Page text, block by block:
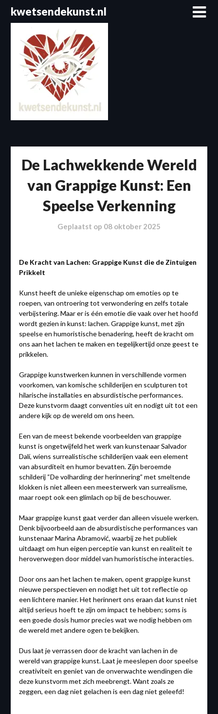
Spring
naar
inhoud
kwetsendekunst.nl
De Lachwekkende Wereld
van Grappige Kunst: Een
Speelse Verkenning
Geplaatst op 08 oktober 2025
De Kracht van Lachen: Grappige Kunst die de Zintuigen
Prikkelt
Kunst heeft de unieke eigenschap om emoties op te
roepen, van ontroering tot verwondering en zelfs totale
verbijstering. Maar er is één emotie die vaak over het hoofd
wordt gezien in kunst: lachen. Grappige kunst, met zijn
speelse en humoristische benadering, heeft de kracht om
ons aan het lachen te maken en tegelijkertijd onze geest te
prikkelen.
Grappige kunstwerken kunnen in verschillende vormen
voorkomen, van komische schilderijen en sculpturen tot
hilarische installaties en absurdistische performances.
Deze kunstvorm daagt conventies uit en nodigt uit tot een
andere kijk op de wereld om ons heen.
Een van de meest bekende voorbeelden van grappige
kunst is ongetwijfeld het werk van kunstenaar Salvador
Dalí, wiens surrealistische schilderijen vaak een element
van absurditeit en humor bevatten. Zijn beroemde
schilderij “De volharding der herinnering” met smeltende
klokken is niet alleen een meesterwerk van surrealisme,
maar roept ook een glimlach op bij de beschouwer.
Maar grappige kunst gaat verder dan alleen visuele werken.
Denk bijvoorbeeld aan de absurdistische performances van
kunstenaar Marina Abramović, waarbij ze het publiek
uitdaagt om hun eigen perceptie van kunst en realiteit te
heroverwegen door middel van humoristische interacties.
Door ons aan het lachen te maken, opent grappige kunst
nieuwe perspectieven en nodigt het uit tot reflectie op
een lichtere manier. Het herinnert ons eraan dat kunst niet
altijd serieus hoeft te zijn om impact te hebben; soms is
een goede dosis humor precies wat we nodig hebben om
de wereld met andere ogen te bekijken.
Dus laat je verrassen door de kracht van lachen in de
wereld van grappige kunst. Laat je meeslepen door speelse
creativiteit en geniet van de onverwachte wendingen die
deze kunstvorm met zich meebrengt. Want zoals ze
zeggen, een dag niet gelachen is een dag niet geleefd!